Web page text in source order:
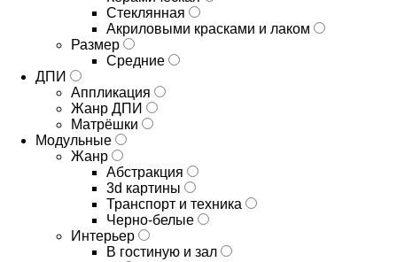
Стеклянная
Акриловыми красками и лаком
Размер
Средние
ДПИ
Аппликация
Жанр ДПИ
Матрёшки
Модульные
Жанр
Абстракция
3d картины
Транспорт и техника
Черно-белые
Интерьер
В гостиную и зал